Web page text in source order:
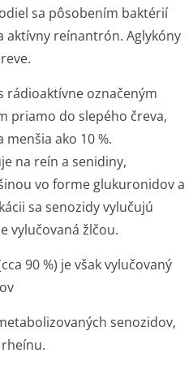
sa pôsobením baktérií
aktívny reínantrón. Aglykóny
rádioaktívne označeným
priamo do slepého čreva,
ako 10 %.
na reín a senidiny,
vo forme glukuronidov a
sa senozidy vylučujú
vylučovaná žlčou.
90 %) je však vylučovaný
senozidov,